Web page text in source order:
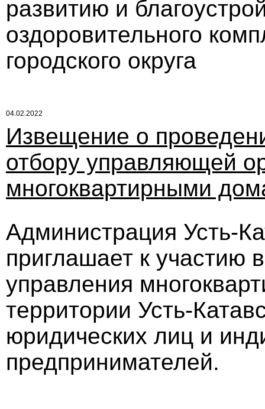
развитию и
оздоровительного
городского округа
04.02.2022
Извещение о
отбору управляющей
многоквартирными
Администрация Усть-
приглашает к участию
управления
территории Усть-
юридических лиц и
предпринимателей.